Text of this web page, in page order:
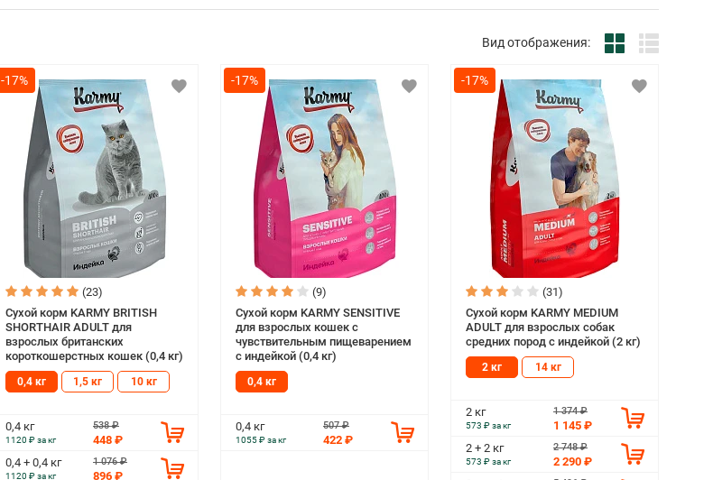
Вид отображения:
-17%
(23)
Сухой корм KARMY BRITISH
SHORTHAIR ADULT для
взрослых британских
короткошерстных кошек (0,4 кг)
0,4 кг 1,5 кг 10 кг
0,4 кг
1120 ₽ за кг
538 ₽
448 ₽
0,4 + 0,4 кг
1120 ₽ за кг
1 076 ₽
896 ₽
-17%
(9)
Сухой корм KARMY SENSITIVE
для взрослых кошек с
чувствительным пищеварением
с индейкой (0,4 кг)
0,4 кг
0,4 кг
1055 ₽ за кг
507 ₽
422 ₽
-17%
(31)
Сухой корм KARMY MEDIUM
ADULT для взрослых собак
средних пород с индейкой (2 кг)
2 кг 14 кг
2 кг
573 ₽ за кг
1 374 ₽
1 145 ₽
2 + 2 кг
573 ₽ за кг
2 748 ₽
2 290 ₽